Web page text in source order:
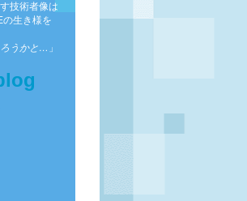
技術者像は
の生き様を
うかと… 」